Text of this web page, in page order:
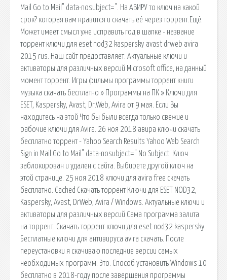
Mail Go to Mail" data-nosubject=". На АВИРУ то ключ на какой
срок? которая вам нравится и скачать её через торрент.Ещё.
Может имеет смысл уже исправить год в шапке - название
торрент ключи для eset nod32 kaspersky avast drweb avira
2015 rus. Наш сайт предоставляет. Актуальные ключи и
активаторы для различных версий Microsoft office, на данный
момент торрент. Игры фильмы программы торрент книги
музыка скачать бесплатно » Программы на ПК » Ключи для
ESET, Kaspersky, Avast, Dr.Web, Avira от 9 мая. Если Вы
находитесь на этой Что бы были всегда только свежие и
рабочие ключи для Avira. 26 ноя 2018 авира ключи скачать
бесплатно торрент - Yahoo Search Results Yahoo Web Search
Sign in Mail Go to Mail" data-nosubject=" No Subject. Ключ
заблокирован и удален с сайта. Выбирете другой ключ на
этой странице. 25 ноя 2018 ключи для avira free скачать
бесплатно. Cached Скачать торрент Ключи для ESET NOD32,
Kaspersky, Avast, DrWeb, Avira / Windows. Актуальные ключи и
активаторы для различных версий Сама программа залита
на торрент. Скачать торрент ключи для eset nod32 kaspersky.
Бесплатные ключи для антивируса avira скачать. После
переустановки я скачиваю последние версии самых
необходимых программ. Это. Способ установить Windows 10
бесплатно в 2018-году после завершения программы